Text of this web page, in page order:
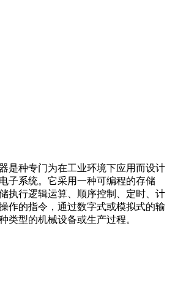
是种专门为在工业环境下应用而设计
子系统。它采用一种可编程的存储
执行逻辑运算、顺序控制、定时、计
作的指令，通过数字式或模拟式的输
类型的机械设备或生产过程。